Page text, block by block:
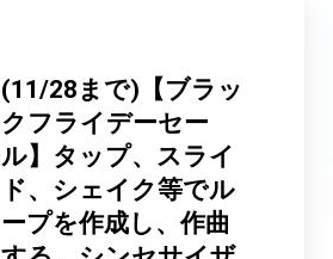
(11/28まで)【ブラッ
クフライデーセー
ル】タップ、スライ
ド、シェイク等でル
ープを作成し、作曲